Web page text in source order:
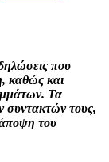
που
καθώς και
Τα
συντακτών τους,
του